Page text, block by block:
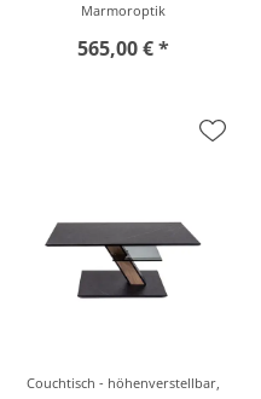
Marmoroptik
565,00 € *
Couchtisch - höhenverstellbar,